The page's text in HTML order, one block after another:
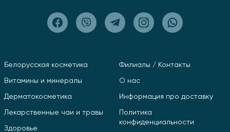
Белорусская косметика
Витамины и минералы
Дерматокосметика
Лекарственные чаи и травы
Здоровье
Филиалы / Контакты
О нас
Информация про доставку
Политика
конфиденциальности